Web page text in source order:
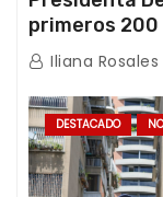
primeros 200
de los
Iliana Rosales
DESTACADO